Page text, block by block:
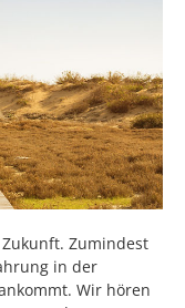
Zumindest
in der
Wir hören